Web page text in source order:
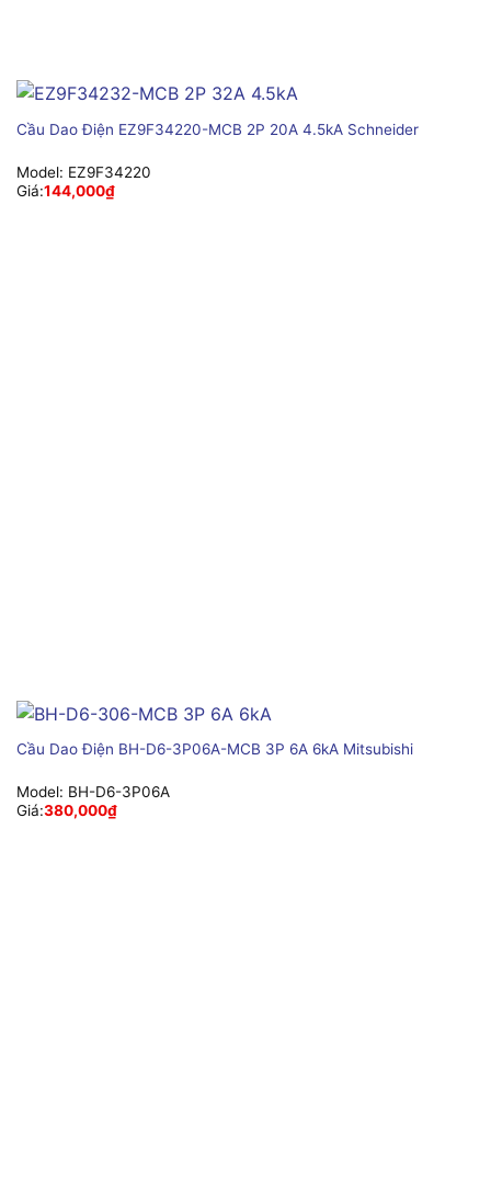
Cầu Dao Điện EZ9F34220-MCB 2P 20A 4.5kA Schneider
Model: EZ9F34220
Giá:144,000₫
Cầu Dao Điện BH-D6-3P06A-MCB 3P 6A 6kA Mitsubishi
Model: BH-D6-3P06A
Giá:380,000₫